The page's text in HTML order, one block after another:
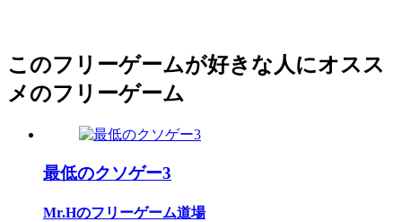
このフリーゲームが好きな人にオスス
メのフリーゲーム
最低のクソゲー3
Mr.Hのフリーゲーム道場